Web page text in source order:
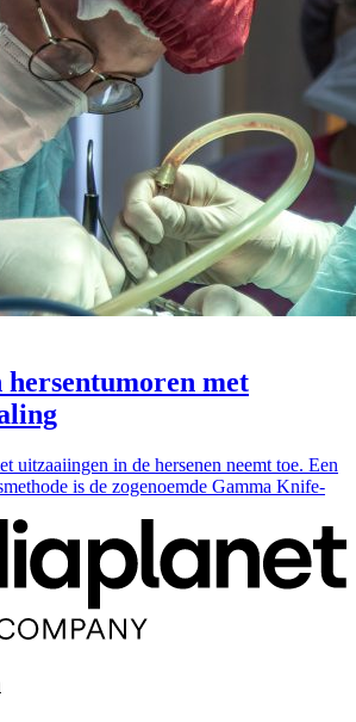
hersentumoren met
uitzaaiingen in de hersenen neemt toe. Een
is de zogenoemde Gamma Knife-